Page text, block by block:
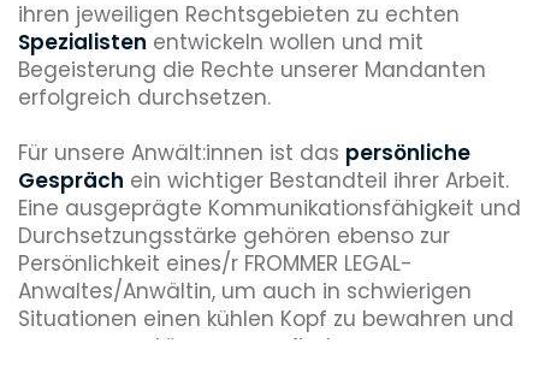
ihren jeweiligen Rechtsgebieten zu echten
Spezialisten entwickeln wollen und mit
Begeisterung die Rechte unserer Mandanten
erfolgreich durchsetzen.
Für unsere Anwält:innen ist das persönliche
Gespräch ein wichtiger Bestandteil ihrer Arbeit.
Eine ausgeprägte Kommunikationsfähigkeit und
Durchsetzungsstärke gehören ebenso zur
Persönlichkeit eines/r FROMMER LEGAL-
Anwaltes/Anwältin, um auch in schwierigen
Situationen einen kühlen Kopf zu bewahren und
passgenaue Lösungen zu finden.